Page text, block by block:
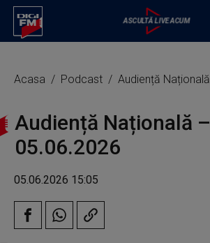
Acasa Podcast Audiență Națională
Audiență Națională –
05.06.2026
05.06.2026 15:05